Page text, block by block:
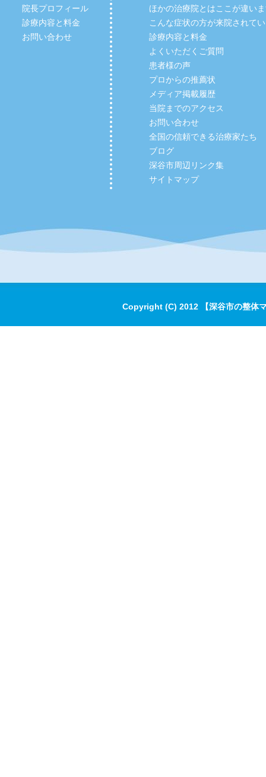
院長プロフィール
診療内容と料金
お問い合わせ
ほかの治療院とはここが違い
こんな症状の方が来院されて
診療内容と料金
よくいただくご質問
患者様の声
プロからの推薦状
メディア掲載履歴
当院までのアクセス
お問い合わせ
全国の信頼できる治療家たち
ブログ
深谷市周辺リンク集
サイトマップ
Copyright (C) 2012 【深谷市の整体